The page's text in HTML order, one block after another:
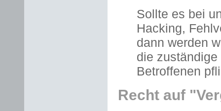
Sollte es bei
Hacking,
dann werden
die
Betroffenen
Recht auf